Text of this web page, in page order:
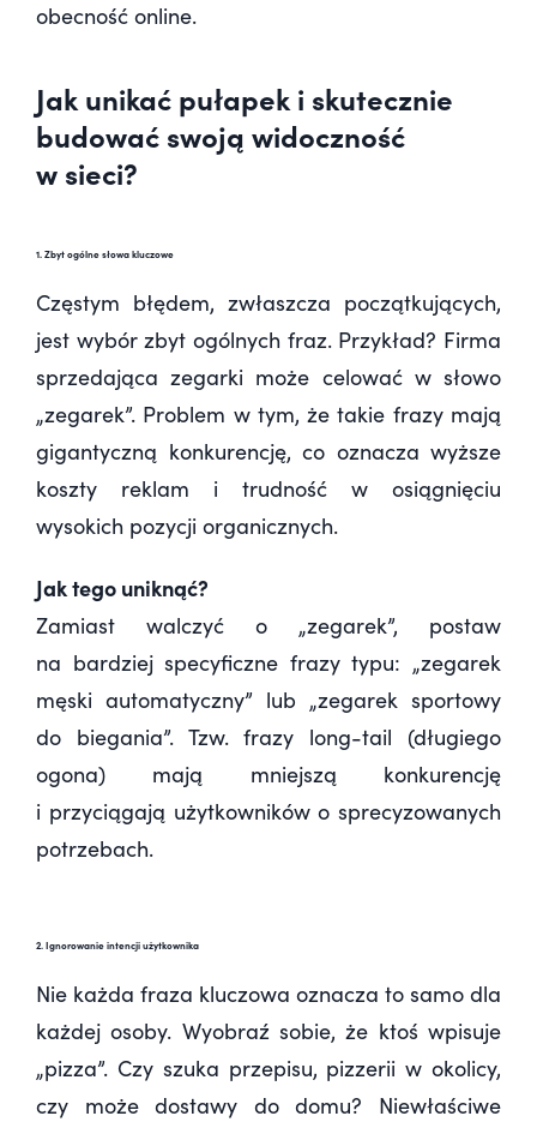
obecność online.
Jak unikać pułapek i skutecznie
budować swoją widoczność
w sieci?
1. Zbyt ogólne słowa kluczowe
Częstym błędem, zwłaszcza początkujących,
jest wybór zbyt ogólnych fraz. Przykład? Firma
sprzedająca zegarki może celować w słowo
„zegarek”. Problem w tym, że takie frazy mają
gigantyczną konkurencję, co oznacza wyższe
koszty reklam i trudność w osiągnięciu
wysokich pozycji organicznych.
Jak tego uniknąć?
Zamiast walczyć o „zegarek”, postaw
na bardziej specyficzne frazy typu: „zegarek
męski automatyczny” lub „zegarek sportowy
do biegania”. Tzw. frazy long-tail (długiego
ogona) mają mniejszą konkurencję
i przyciągają użytkowników o sprecyzowanych
potrzebach.
2. Ignorowanie intencji użytkownika
Nie każda fraza kluczowa oznacza to samo dla
każdej osoby. Wyobraź sobie, że ktoś wpisuje
„pizza”. Czy szuka przepisu, pizzerii w okolicy,
czy może dostawy do domu? Niewłaściwe